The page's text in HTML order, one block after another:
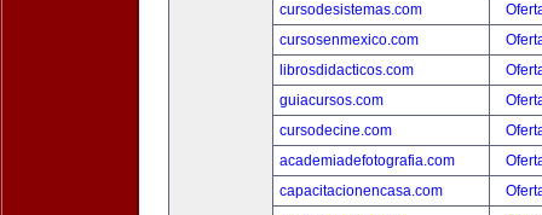
cursodesistemas.com
cursosenmexico.com
librosdidacticos.com
guiacursos.com
cursodecine.com
academiadefotografia.com
capacitacionencasa.com